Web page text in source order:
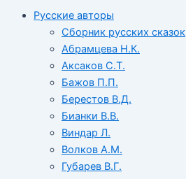
Русские авторы
Сборник русских сказок
Абрамцева Н.К.
Аксаков С.Т.
Бажов П.П.
Берестов В.Д.
Бианки В.В.
Виндар Л.
Волков А.М.
Губарев В.Г.